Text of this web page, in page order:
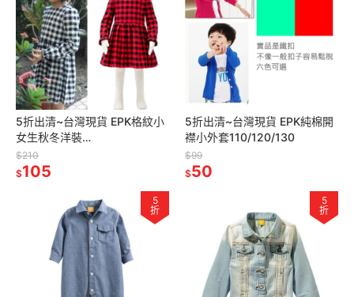
5折出清~台灣現貨 EPK格紋小
女生秋冬洋裝
100/110/120/130/140/150
$210
$105
5折出清~台灣現貨 EPK純棉開
襟小外套110/120/130
$99
$50
5
折
5
折